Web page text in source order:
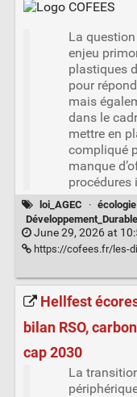
La
enjeu
plastiques
pour
mais
dans le
mettre en
compliqué
manque
procédures
loi_AGEC · écologie
Développement_Durable
June 29, 2026 at
https://cofees.fr/les-
Hellfest
bilan RSO,
cap 2030
La